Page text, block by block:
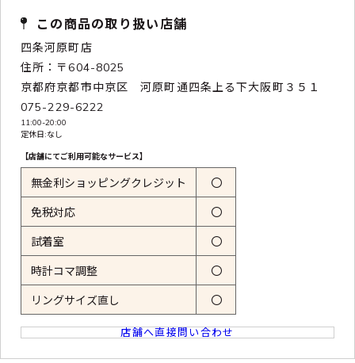
この商品の取り扱い店舗
四条河原町店
住所：〒604-8025
京都府京都市中京区 河原町通四条上る下大阪町３５１
075-229-6222
11:00-20:00
定休日:なし
【店舗にてご利用可能なサービス】
無金利ショッピングクレジット 〇
免税対応 〇
試着室 〇
時計コマ調整 〇
リングサイズ直し 〇
店舗へ直接問い合わせ